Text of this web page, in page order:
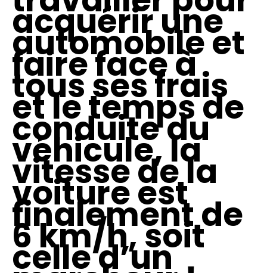
acquérir une
automobile et
faire face à
tous ses frais
et le temps de
conduite du
véhicule, la
vitesse de la
voiture est
finalement de
6 km/h, soit
celle d’un